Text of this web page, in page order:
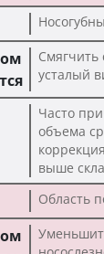
Смягчить
усталый
Часто
объема
выше
Область